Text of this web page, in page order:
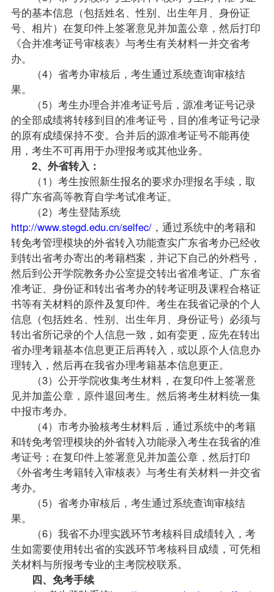
号的基本信息（包括姓名、性别、出生年月、身份证
号、相片）在复印件上签署意见并加盖公章，然后打印
《合并准考证号审核表》与考生有关材料一并交省考
办。
（4）省考办审核后，考生通过系统查询审核结
果。
（5）考生办理合并准考证号后，源准考证号记录
的全部成绩将转移到目的准考证号，目的准考证号记录
的原有成绩保持不变。合并后的源准考证号不能再使
用，考生不可再用于办理报考或其他业务。
2、外省转入：
（1）考生按照新生报名的要求办理报名手续，取
得广东省高等教育自学考试准考证。
（2）考生登陆系统
http://www.stegd.edu.cn/selfec/，通过系统中的考籍和
转免考管理模块的外省转入功能查实广东省考办已经收
到转出省考办寄出的考籍档案，并记下自己的外档号，
然后到公开学院教务办公室提交转出省准考证、广东省
准考证、身份证和转出省考办的转考证明及课程合格证
书等有关材料的原件及复印件。考生在我省记录的个人
信息（包括姓名、性别、出生年月、身份证号）必须与
转出省所记录的个人信息一致，如有娈更，应先在转出
省办理考籍基本信息更正后再转入，或以原个人信息办
理转入，然后再在我省办理考籍基本信息更正。
（3）公开学院收集考生材料，在复印件上签署意
见并加盖公章，原件退回考生。然后将考生材料统一集
中报市考办。
（4）市考办验核考生材料后，通过系统中的考籍
和转免考管理模块的外省转入功能录入考生在我省的准
考证号；在复印件上签署意见并加盖公章，然后打印
《外省考生考籍转入审核表》与考生有关材料一并交省
考办。
（5）省考办审核后，考生通过系统查询审核结
果。
（6）我省不办理实践环节考核科目成绩转入，考
生如需要使用转出省的实践环节考核科目成绩，可凭相
关材料与所报考专业的主考院校联系。
四、免考手续